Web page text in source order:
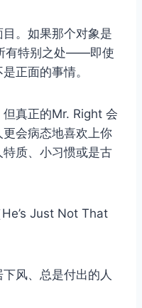
。如果那个对象是
有特别之处——即使
正面的事情。
真正的Mr. Right 会
会病态地喜欢上你
质、小习惯或是古
Just Not That
风、总是付出的人